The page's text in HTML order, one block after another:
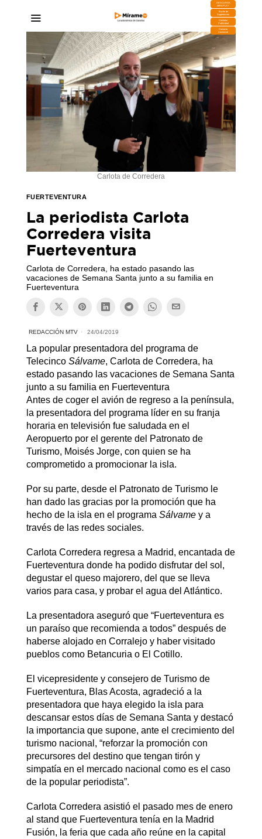
DESCARGA
MIRAPLAY
Buzón de
Sugerencias
Contratar
Publicidad
Contacto
Comercial
Carlota de Corredera
FUERTEVENTURA
La periodista Carlota
Corredera visita
Fuerteventura
Carlota de Corredera, ha estado pasando las
vacaciones de Semana Santa junto a su familia en
Fuerteventura
REDACCIÓN MTV 24/04/2019
La popular presentadora del programa de
Telecinco Sálvame, Carlota de Corredera, ha
estado pasando las vacaciones de Semana Santa
junto a su familia en Fuerteventura
Antes de coger el avión de regreso a la península,
la presentadora del programa líder en su franja
horaria en televisión fue saludada en el
Aeropuerto por el gerente del Patronato de
Turismo, Moisés Jorge, con quien se ha
comprometido a promocionar la isla.
Por su parte, desde el Patronato de Turismo le
han dado las gracias por la promoción que ha
hecho de la isla en el programa Sálvame y a
través de las redes sociales.
Carlota Corredera regresa a Madrid, encantada de
Fuerteventura donde ha podido disfrutar del sol,
degustar el queso majorero, del que se lleva
varios para casa, y probar el agua del Atlántico.
La presentadora aseguró que “Fuerteventura es
un paraíso que recomienda a todos” después de
haberse alojado en Corralejo y haber visitado
pueblos como Betancuria o El Cotillo.
El vicepresidente y consejero de Turismo de
Fuerteventura, Blas Acosta, agradeció a la
presentadora que haya elegido la isla para
descansar estos días de Semana Santa y destacó
la importancia que supone, ante el crecimiento del
turismo nacional, “reforzar la promoción con
precursores del destino que tengan tirón y
simpatía en el mercado nacional como es el caso
de la popular periodista”.
Carlota Corredera asistió el pasado mes de enero
al stand que Fuerteventura tenía en la Madrid
Fusión, la feria que cada año reúne en la capital